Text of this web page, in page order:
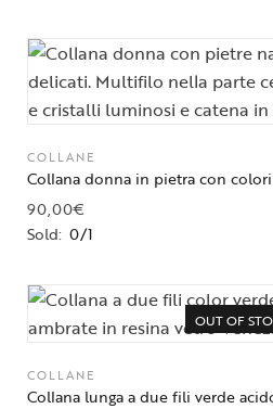
COLLANE
Collana donna in pietra con
90,00€
Sold: 0/1
OUT OF
COLLANE
Collana lunga a due fili verde